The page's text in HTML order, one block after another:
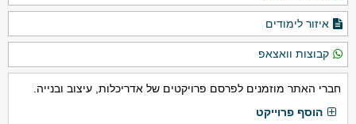
איזור לימודים
קבוצות וואצאפ
חברי האתר מוזמנים לפרסם פרויקטים של אדריכלות, עיצוב ובנייה.
הוסף פרוייקט